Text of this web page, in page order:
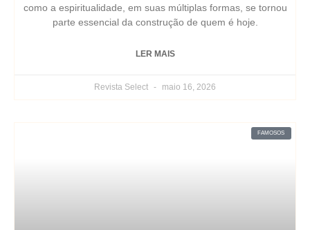
como a espiritualidade, em suas múltiplas formas, se tornou
parte essencial da construção de quem é hoje.
LER MAIS
Revista Select maio 16, 2026
FAMOSOS